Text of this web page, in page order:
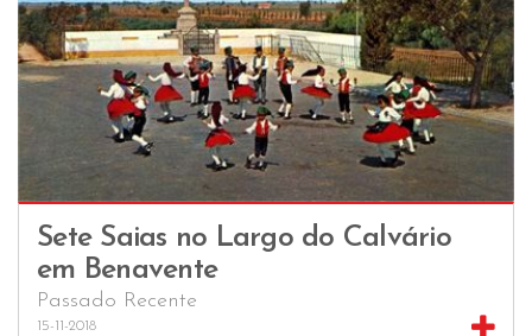
Sete Saias no Largo do Calvário
em Benavente
Passado Recente
15-11-2018